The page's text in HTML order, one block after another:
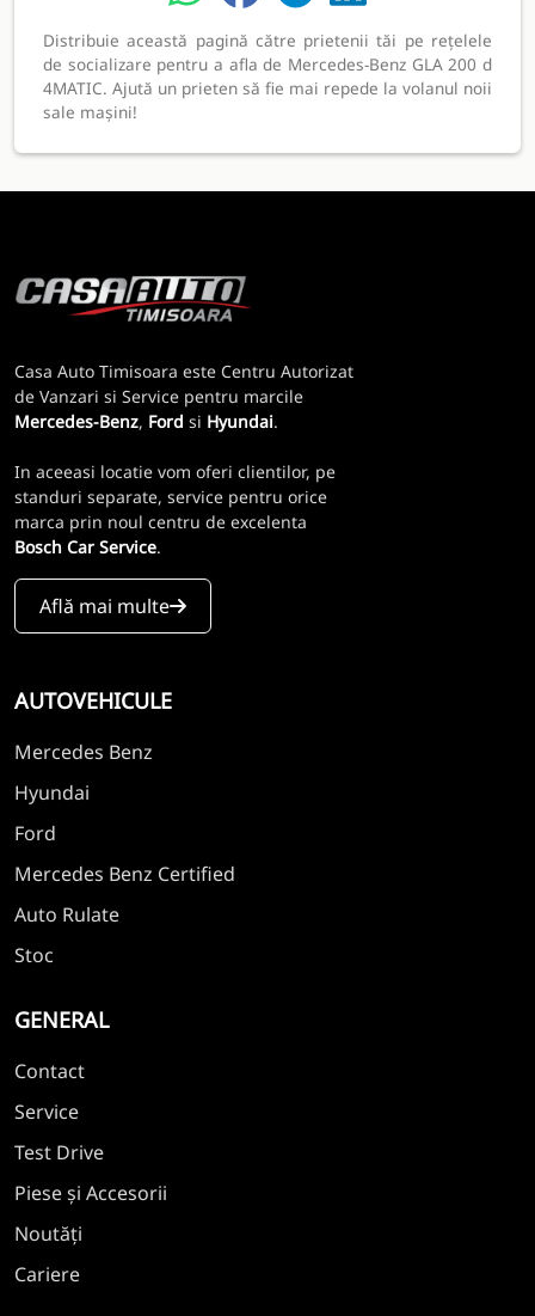
Distribuie această pagină către prietenii tăi pe rețelele
de socializare pentru a afla de Mercedes-Benz GLA 200 d
4MATIC. Ajută un prieten să fie mai repede la volanul noii
sale mașini!
Casa Auto Timisoara este Centru Autorizat
de Vanzari si Service pentru marcile
Mercedes-Benz, Ford si Hyundai.
In aceeasi locatie vom oferi clientilor, pe
standuri separate, service pentru orice
marca prin noul centru de excelenta
Bosch Car Service.
Află mai multe
AUTOVEHICULE
Mercedes Benz
Hyundai
Ford
Mercedes Benz Certified
Auto Rulate
Stoc
GENERAL
Contact
Service
Test Drive
Piese și Accesorii
Noutăți
Cariere